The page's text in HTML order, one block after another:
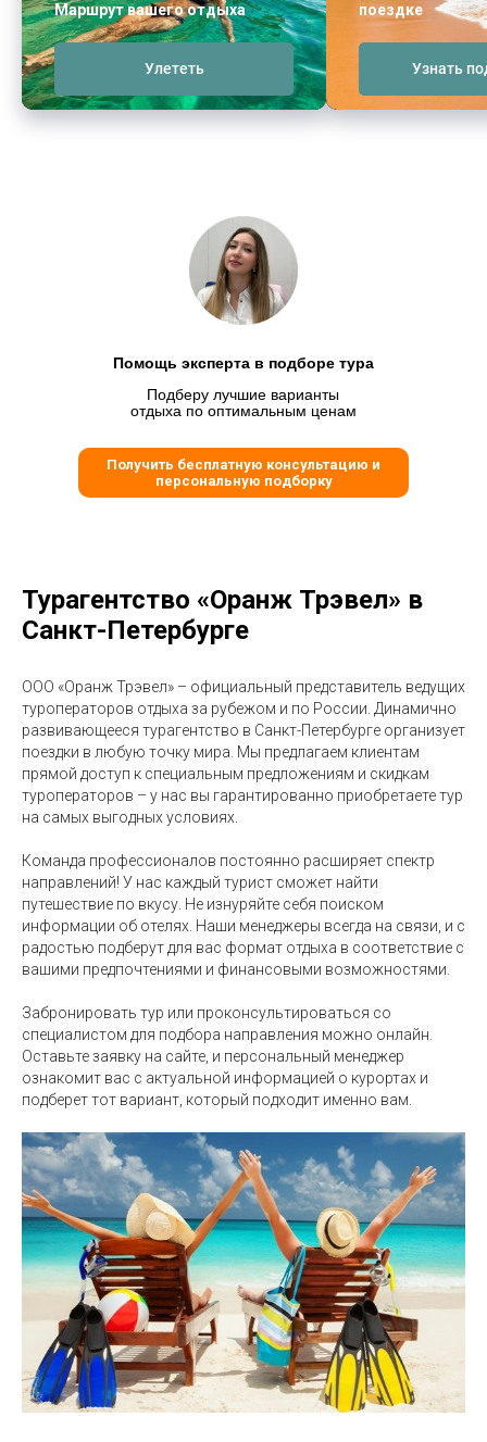
Маршрут вашего отдыха
Улететь
поездке
Узнать
Помощь эксперта в подборе тура
Подберу лучшие варианты
отдыха по оптимальным ценам
Получить бесплатную консультацию и
персональную подборку
Турагентство «Оранж Трэвел» в
Санкт-Петербурге
ООО «Оранж Трэвел» – официальный представитель ведущих
туроператоров отдыха за рубежом и по России. Динамично
развивающееся турагентство в Санкт-Петербурге организует
поездки в любую точку мира. Мы предлагаем клиентам
прямой доступ к специальным предложениям и скидкам
туроператоров – у нас вы гарантированно приобретаете тур
на самых выгодных условиях.
Команда профессионалов постоянно расширяет спектр
направлений! У нас каждый турист сможет найти
путешествие по вкусу. Не изнуряйте себя поиском
информации об отелях. Наши менеджеры всегда на связи, и с
радостью подберут для вас формат отдыха в соответствие с
вашими предпочтениями и финансовыми возможностями.
Забронировать тур или проконсультироваться со
специалистом для подбора направления можно онлайн.
Оставьте заявку на сайте, и персональный менеджер
ознакомит вас с актуальной информацией о курортах и
подберет тот вариант, который подходит именно вам.